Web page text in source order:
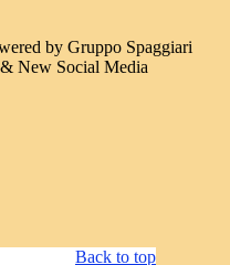
by Gruppo Spaggiari
New Social Media
Back to top